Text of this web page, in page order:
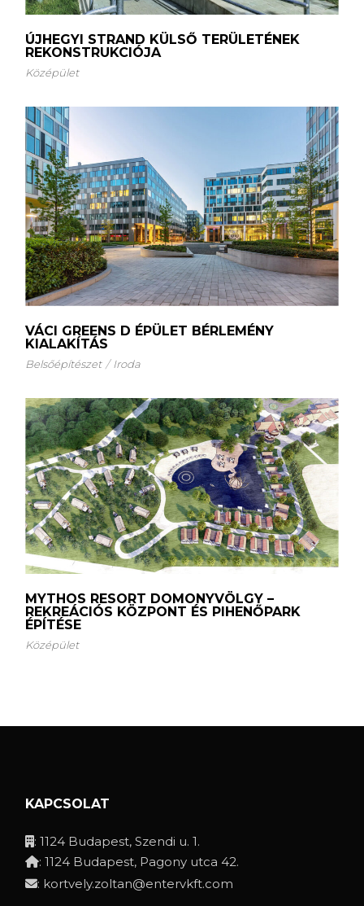
ÚJHEGYI STRAND KÜLSŐ TERÜLETÉNEK
REKONSTRUKCIÓJA
Középület
VÁCI GREENS D ÉPÜLET BÉRLEMÉNY
KIALAKÍTÁS
Belsőépítészet Iroda
MYTHOS RESORT DOMONYVÖLGY –
REKREÁCIÓS KÖZPONT ÉS PIHENŐPARK
ÉPÍTÉSE
Középület
KAPCSOLAT
: 1124 Budapest, Szendi u. 1.
: 1124 Budapest, Pagony utca 42.
: kortvely.zoltan@entervkft.com